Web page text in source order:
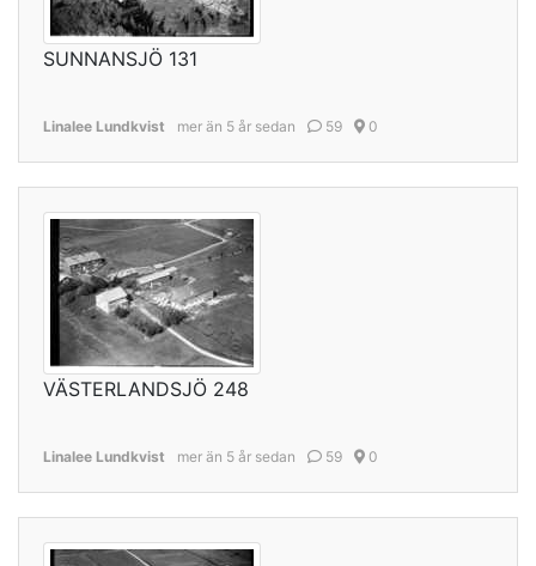
SUNNANSJÖ 131
Linalee Lundkvist mer än 5 år sedan 59 0
VÄSTERLANDSJÖ 248
Linalee Lundkvist mer än 5 år sedan 59 0